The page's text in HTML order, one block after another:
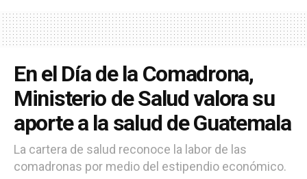
En el Día de la Comadrona,
Ministerio de Salud valora su
aporte a la salud de Guatemala
La cartera de salud reconoce la labor de las
comadronas por medio del estipendio económico.